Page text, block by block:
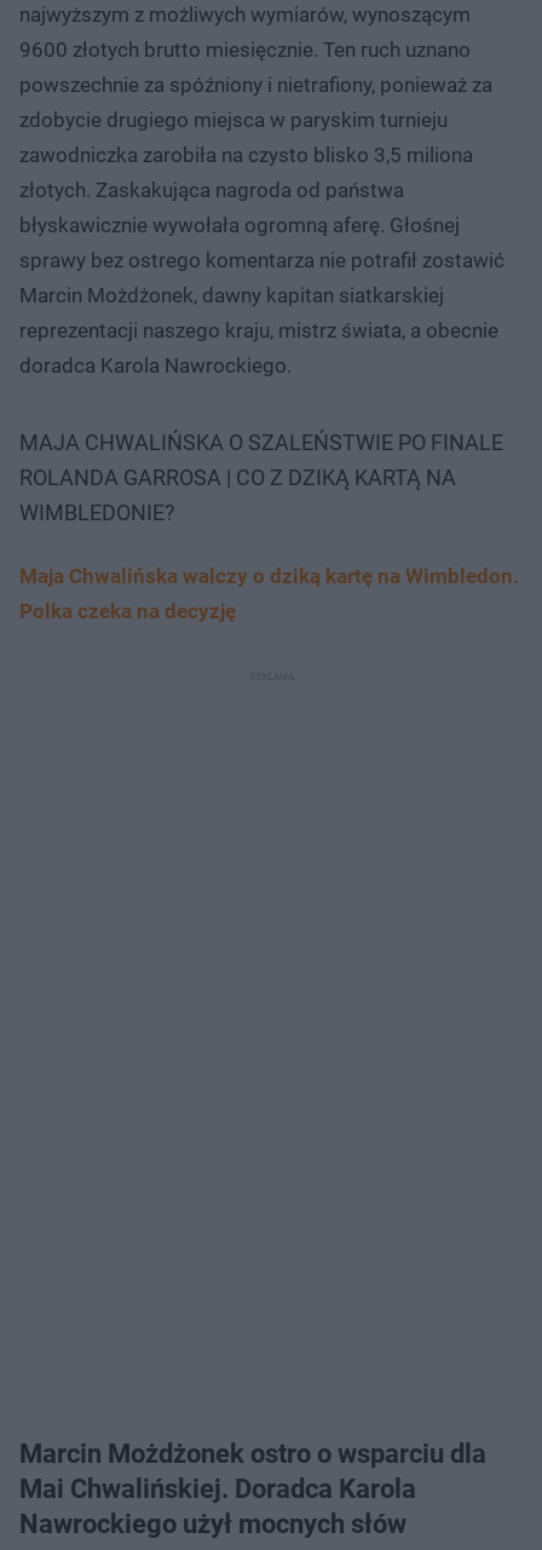
najwyższym z możliwych wymiarów, wynoszącym
9600 złotych brutto miesięcznie. Ten ruch uznano
powszechnie za spóźniony i nietrafiony, ponieważ za
zdobycie drugiego miejsca w paryskim turnieju
zawodniczka zarobiła na czysto blisko 3,5 miliona
złotych. Zaskakująca nagroda od państwa
błyskawicznie wywołała ogromną aferę. Głośnej
sprawy bez ostrego komentarza nie potrafił zostawić
Marcin Możdżonek, dawny kapitan siatkarskiej
reprezentacji naszego kraju, mistrz świata, a obecnie
doradca Karola Nawrockiego.
MAJA CHWALIŃSKA O SZALEŃSTWIE PO FINALE
ROLANDA GARROSA | CO Z DZIKĄ KARTĄ NA
WIMBLEDONIE?
Maja Chwalińska walczy o dziką kartę na Wimbledon.
Polka czeka na decyzję
Marcin Możdżonek ostro o wsparciu dla
Mai Chwalińskiej. Doradca Karola
Nawrockiego użył mocnych słów